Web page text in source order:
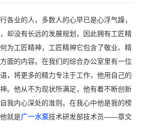
业的人，多数人的心早已是心浮气躁，
却没有长远的发展规划，因此拥有工匠精
为工匠精神，工匠精神它包含了敬业、精
面的内容。在我们的综合办公室里有一位
，将更多的精力专注于工作，他用自己的
。他从不为现状所满足，他有着不断创新
我内心深处的准则。在我心中他是我的榜
就是广一水泵技术研发部技术员——章文